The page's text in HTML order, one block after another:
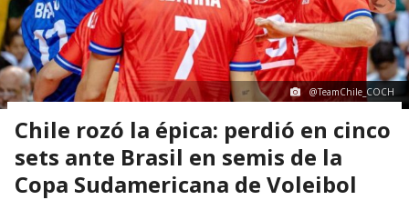
@TeamChile_COCH
Chile rozó la épica: perdió en cinco
sets ante Brasil en semis de la
Copa Sudamericana de Voleibol